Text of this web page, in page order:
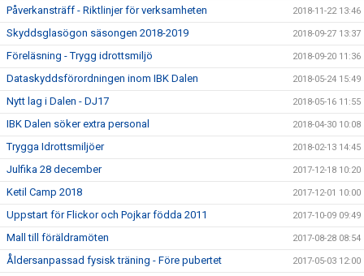
Påverkansträff - Riktlinjer för verksamheten 2018-11-22 13:46
Skyddsglasögon säsongen 2018-2019 2018-09-27 13:37
Föreläsning - Trygg idrottsmiljö 2018-09-20 11:36
Dataskyddsförordningen inom IBK Dalen 2018-05-24 15:49
Nytt lag i Dalen - DJ17 2018-05-16 11:55
IBK Dalen söker extra personal 2018-04-30 10:08
Trygga Idrottsmiljöer 2018-02-13 14:45
Julfika 28 december 2017-12-18 10:20
Ketil Camp 2018 2017-12-01 10:00
Uppstart för Flickor och Pojkar födda 2011 2017-10-09 09:49
Mall till föräldramöten 2017-08-28 08:54
Åldersanpassad fysisk träning - Före pubertet 2017-05-03 12:00